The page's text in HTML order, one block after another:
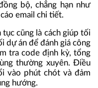
bộ, chẳng hạn như
email chi tiết.
cũng là cách giúp tối
dự án để đánh giá công
tra code định kỳ, tổng
thường xuyên. Điều
vào phút chót và đảm
hướng.